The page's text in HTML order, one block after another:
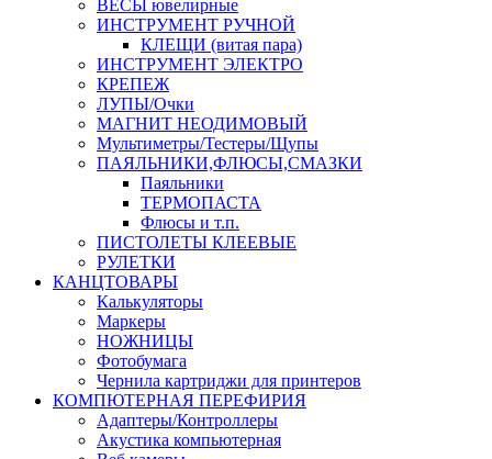
ВЕСЫ ювелирные
ИНСТРУМЕНТ РУЧНОЙ
КЛЕЩИ (витая пара)
ИНСТРУМЕНТ ЭЛЕКТРО
КРЕПЕЖ
ЛУПЫ/Очки
МАГНИТ НЕОДИМОВЫЙ
Мультиметры/Тестеры/Щупы
ПАЯЛЬНИКИ,ФЛЮСЫ,СМАЗКИ
Паяльники
ТЕРМОПАСТА
Флюсы и т.п.
ПИСТОЛЕТЫ КЛЕЕВЫЕ
РУЛЕТКИ
КАНЦТОВАРЫ
Калькуляторы
Маркеры
НОЖНИЦЫ
Фотобумага
Чернила картриджи для принтеров
КОМПЮТЕРНАЯ ПЕРЕФИРИЯ
Адаптеры/Контроллеры
Акустика компьютерная